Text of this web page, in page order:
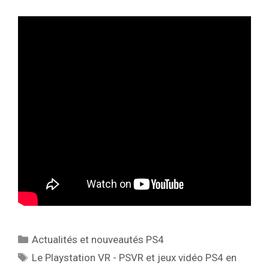
Catégories
Actualités et nouveautés PS4
Étiquettes
Le Playstation VR - PSVR et jeux vidéo PS4 en